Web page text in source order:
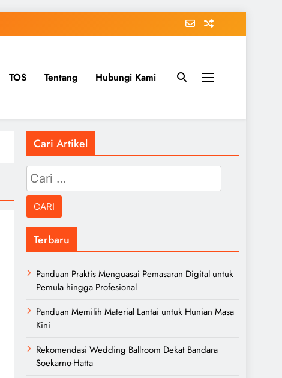
TOS Tentang Hubungi Kami
Cari Artikel
Cari
untuk:
Terbaru
Panduan Praktis Menguasai Pemasaran Digital untuk
Pemula hingga Profesional
Panduan Memilih Material Lantai untuk Hunian Masa
Kini
Rekomendasi Wedding Ballroom Dekat Bandara
Soekarno-Hatta